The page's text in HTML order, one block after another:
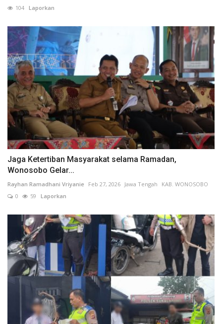
104 Laporkan
Jaga Ketertiban Masyarakat selama Ramadan,
Wonosobo Gelar...
Rayhan Ramadhani Vriyanie Feb 27, 2026 Jawa Tengah
KAB. WONOSOBO
0
59 Laporkan